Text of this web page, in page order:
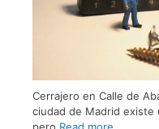
Cerrajero en Calle de
ciudad de Madrid existe